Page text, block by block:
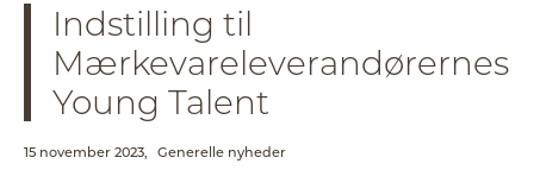
Indstilling til
Mærkevareleverandørernes
Young Talent
15 november 2023, Generelle nyheder